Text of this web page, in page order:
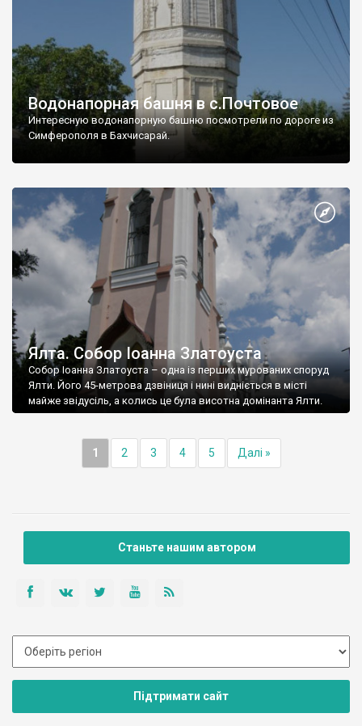
Водонапорная башня в с.Почтовое
Интересную водонапорную башню посмотрели по дороге из
Симферополя в Бахчисарай.
Ялта. Собор Іоанна Златоуста
Собор Іоанна Златоуста – одна із перших мурованих споруд
Ялти. Його 45-метрова дзвіниця і нині видніється в місті
майже звідусіль, а колись це була висотна домінанта Ялти.
1 2 3 4 5 Далі »
Станьте нашим автором
Підтримати сайт